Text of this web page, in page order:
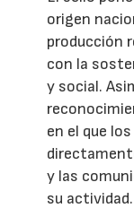
origen
producción
con la
y social.
en el que
y las
su actividad.